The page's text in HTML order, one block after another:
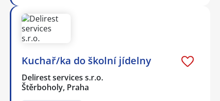
Kuchař/ka do školní jídelny
Delirest services s.r.o.
Štěrboholy, Praha